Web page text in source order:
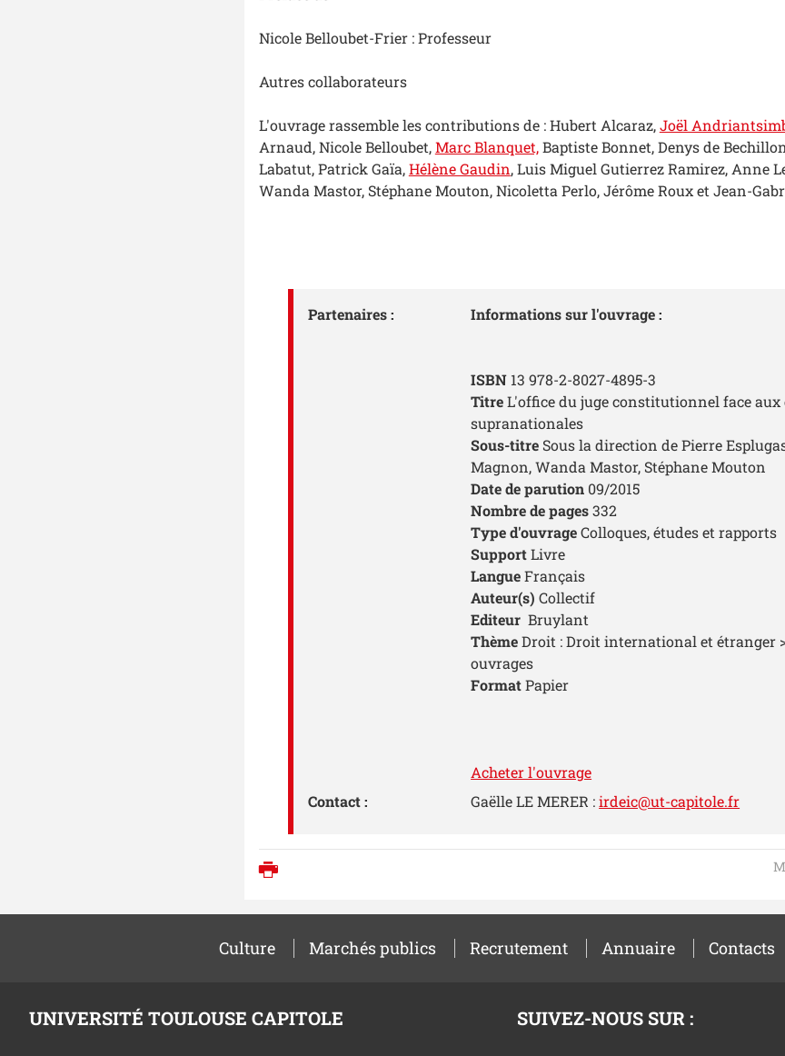
Nicole Belloubet-Frier : Professeur
Autres collaborateurs
L'ouvrage rassemble les contributions de : Hubert Alcaraz,Joël
Arnaud, Nicole Belloubet,Marc Blanquet,Baptiste Bonnet, Denys de
Labatut, Patrick Gaïa,Hélène Gaudin, Luis Miguel Gutierrez Ramirez, Anne
Wanda Mastor,Stéphane Mouton, Nicoletta Perlo, Jérôme Roux et Jean-
Partenaires : Informations sur l'ouvrage :
ISBN 13 978-2-8027-4895-3
TitreL'office du juge constitutionnel face aux
supranationales
Sous-titre Sous la direction de Pierre
Magnon, Wanda Mastor, Stéphane Mouton
Date de parution 09/2015
Nombre de pages332
Type d'ouvrageColloques, études et rapports
SupportLivre
LangueFrançais
Auteur(s) Collectif
Editeur Bruylant
ThèmeDroit : Droit international et étranger
ouvrages
FormatPapier
Acheter l'ouvrage
Contact :
Gaëlle LE MERER :irdeic@ut-capitole.fr
Culture Marchés publics Recrutement Annuaire Contacts
UNIVERSITÉ TOULOUSE CAPITOLE SUIVEZ-NOUS SUR :